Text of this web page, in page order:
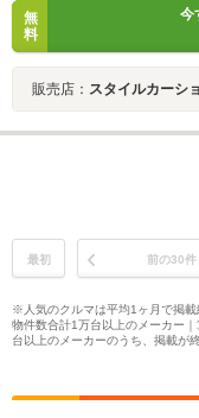
無
料
今
販売店： スタイルカーシ
最初 前の30件
※人気のクルマは平均1ヶ月で掲載
物件数合計1万台以上のメーカー
台以上のメーカーのうち、掲載が